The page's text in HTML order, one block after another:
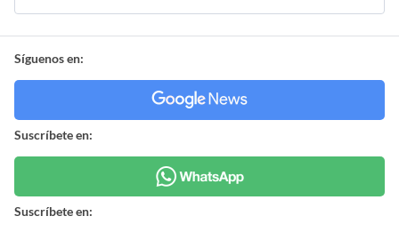
Síguenos en:
Suscríbete en:
Suscríbete en: